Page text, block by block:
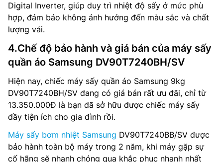
Digital Inverter, giúp duy trì nhiệt độ sấy ở mức phù
hợp, đảm bảo không ảnh hưởng đến màu sắc và chất
lượng vải.
4.Chế độ bảo hành và giá bán của máy sấy
quần áo Samsung DV90T7240BH/SV
Hiện nay, chiếc máy sấy quần áo Samsung 9kg
DV90T7240BH/SV đang có giá bán rất ưu đãi, chỉ từ
13.350.000Đ là bạn đã sở hữu được chiếc máy sấy
đầy tiện ích cho gia đình rồi.
Máy sấy bơm nhiệt Samsung DV90T7240BB/SV được
bảo hành toàn bộ máy trong 2 năm, khi máy gặp sự
cố hãng sẽ nhanh chóng qua khắc phục nhanh nhất